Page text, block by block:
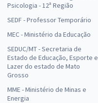
Psicologia - 12ª Região
SEDF - Professor Temporário
MEC - Ministério da Educação
SEDUC/MT - Secretaria de
Estado de Educação, Esporte e
Lazer do estado de Mato
Grosso
MME - Ministério de Minas e
Energia